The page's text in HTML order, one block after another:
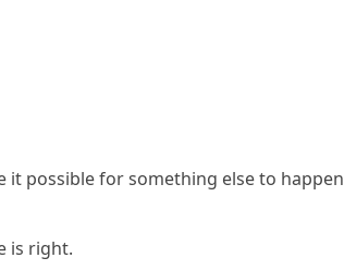
it possible for something else to happen
is right.